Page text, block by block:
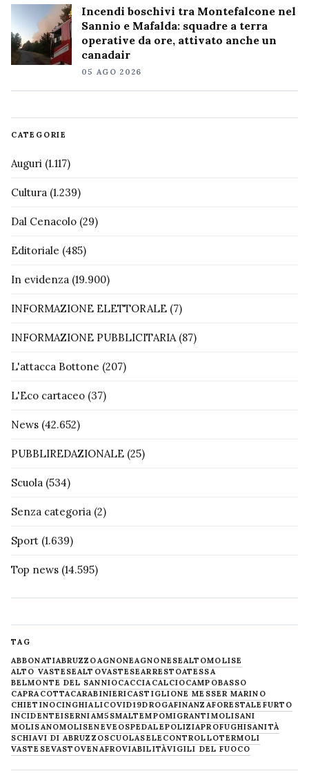
Incendi boschivi tra Montefalcone nel
Sannio e Mafalda: squadre a terra
operative da ore, attivato anche un
canadair
05 AGO 2026
CATEGORIE
Auguri (1.117)
Cultura (1.239)
Dal Cenacolo (29)
Editoriale (485)
In evidenza (19.900)
INFORMAZIONE ELETTORALE (7)
INFORMAZIONE PUBBLICITARIA(87)
L'attacca Bottone (207)
L'Eco cartaceo (37)
News (42.652)
PUBBLIREDAZIONALE (25)
Scuola (534)
Senza categoria (2)
Sport (1.639)
Top news (14.595)
TAG
ABBONATIABRUZZOAGNONEAGNONESEALTOMOLISE
ALTO VASTESEALTOVASTESEARRESTOATESSA
BELMONTE DEL SANNIOCACCIACALCIOCAMPOBASSO
CAPRACOTTACARABINIERICASTIGLIONE MESSER MARINO
CHIETINOCINGHIALICOVID19DROGAFINANZAFORESTALE FURTO
INCIDENTEISERNIAM5SMALTEMPOMIGRANTIMOLISANI
MOLISANOMOLISENEVE OSPEDALEPOLIZIAPROFUGHISANITÀ
SCHIAVI DI ABRUZZOSCUOLASELECONTROLLOTERMOLI
VASTESEVASTOVENAFROVIABILITÀVIGILI DEL FUOCO